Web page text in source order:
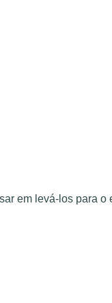
em levá-los para o